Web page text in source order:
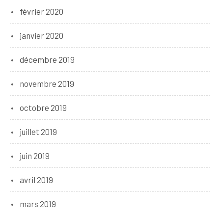
février 2020
janvier 2020
décembre 2019
novembre 2019
octobre 2019
juillet 2019
juin 2019
avril 2019
mars 2019